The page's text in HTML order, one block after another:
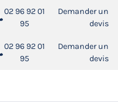
02 96 92 01
95
Demander un
devis
02 96 92 01
95
Demander un
devis